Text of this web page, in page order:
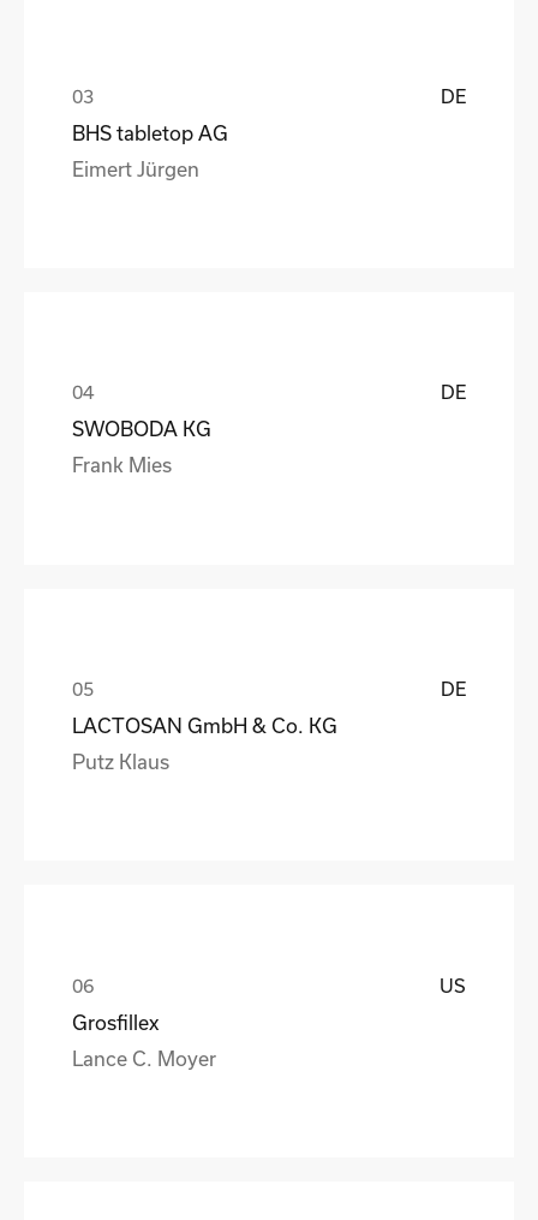
DE
BHS tabletop AG
Eimert Jürgen
DE
SWOBODA KG
Frank Mies
DE
LACTOSAN GmbH & Co. KG
Putz Klaus
US
Grosfillex
Lance C. Moyer